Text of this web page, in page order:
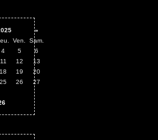
»
Ven.
Sam.
4 5
6
11 12
13
18 19
20
25 26
27